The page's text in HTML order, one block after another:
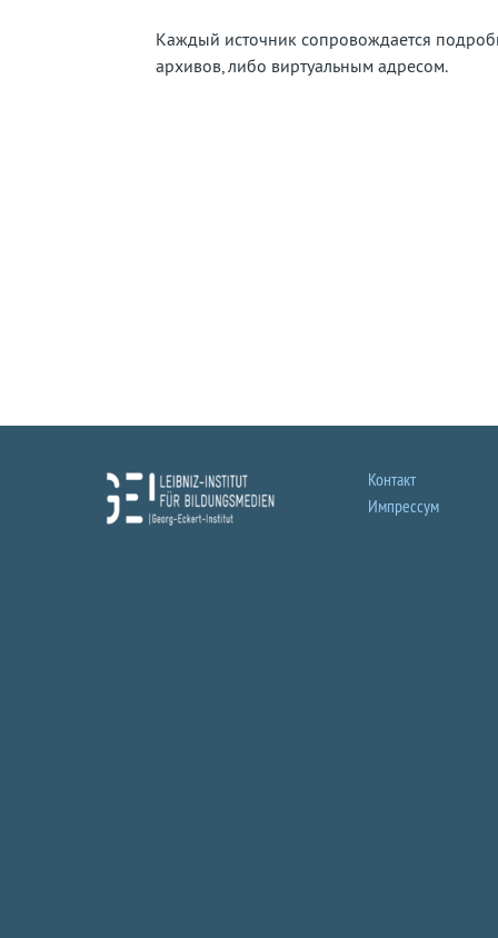
Каждый источник сопровождается
архивов, либо виртуальным адресом.
Контакт
Импрессум